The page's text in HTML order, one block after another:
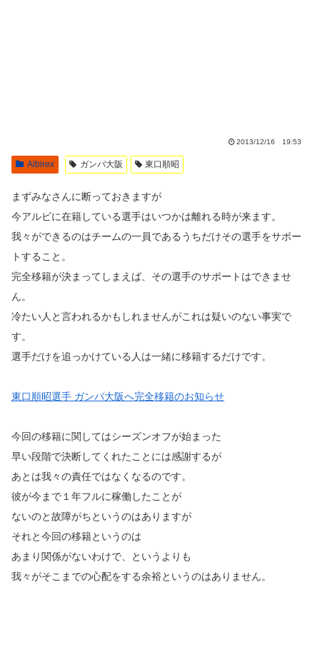
2013/12/16 19:53
Albirex ガンバ大阪 東口順昭
まずみなさんに断っておきますが
今アルビに在籍している選手はいつかは離れる時が来ます。
我々ができるのはチームの一員であるうちだけその選手をサポー
トすること。
完全移籍が決まってしまえば、その選手のサポートはできませ
ん。
冷たい人と言われるかもしれませんがこれは疑いのない事実で
す。
選手だけを追っかけている人は一緒に移籍するだけです。
東口順昭選手 ガンバ大阪へ完全移籍のお知らせ
今回の移籍に関してはシーズンオフが始まった
早い段階で決断してくれたことには感謝するが
あとは我々の責任ではなくなるのです。
彼が今まで１年フルに稼働したことが
ないのと故障がちというのはありますが
それと今回の移籍というのは
あまり関係がないわけで、というよりも
我々がそこまでの心配をする余裕というのはありません。